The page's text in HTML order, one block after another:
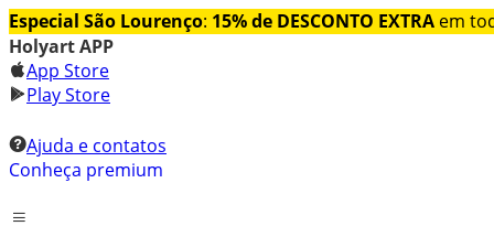
Especial São Lourenço: 15% de DESCONTO EXTRA em
Holyart APP
App Store
Play Store
Ajuda e contatos
Conheça premium